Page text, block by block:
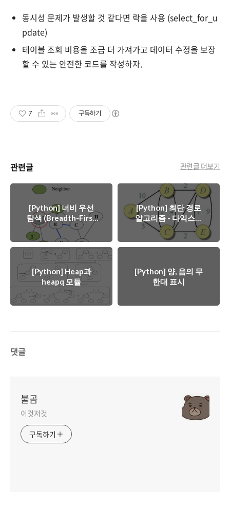
동시성 문제가 발생할 것 같다면 락을 사용 (select_for_u
pdate)
테이블 조회 비용을 조금 더 가져가고 데이터 수정을 보장
할 수 있는 안전한 코드를 작성하자.
7 구독하기
관련글 관련글 더보기
[Python] 너비 우선
탐색 (Breadth-First
Search, BFS)
[Python] 최단 경로
알고리즘 - 다익스트
라 알고리즘 (Dijkstra
Algorithm)
[Python] Heap과
heapq 모듈
[Python] 양, 음의 무
한대 표시
댓글
불곰
이것저것
구독하기